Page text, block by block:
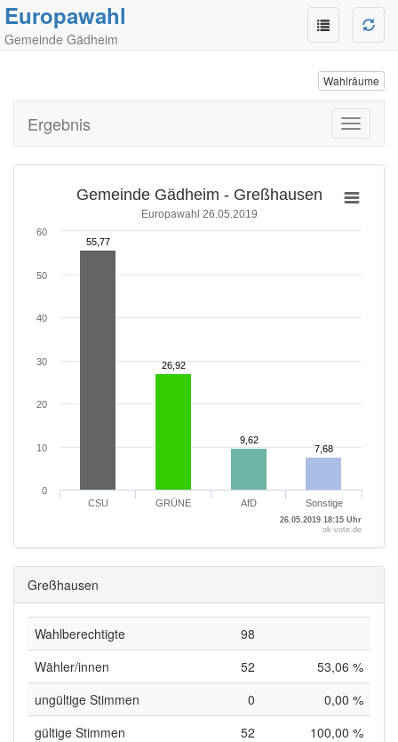
Europawahl
Gemeinde Gädheim
Wahlräume
Toggle
Ergebnis
26.05.2019 18:15 Uhr
Gemeinde Gädheim - Greßhausen
Europawahl 26.05.2019
55,77
55,77
26,92
26,92
9,62
9,62
7,68
7,68
CSU GRÜNE AfD Sonstige
0
10
20
30
40
50
60
ok-vote.de
Greßhausen
Wahlberechtigte
98
Wähler/innen
52
53,06 %
ungültige Stimmen
0
0,00 %
gültige Stimmen
52 100,00 %